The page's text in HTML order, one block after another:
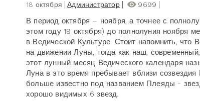
18 октября Администратор 9699
В период октября – ноября, а точнее с
этом году 19 октября) до полнолуния ноября
в Ведической Культуре. Стоит напомнить, что
на движении Луны, тогда как наш,
этот лунный месяц Ведического календаря
Луна в это время пребывает вблизи созвездия
больше известно под названием Плеяды -
хорошо видимых 6 звезд.